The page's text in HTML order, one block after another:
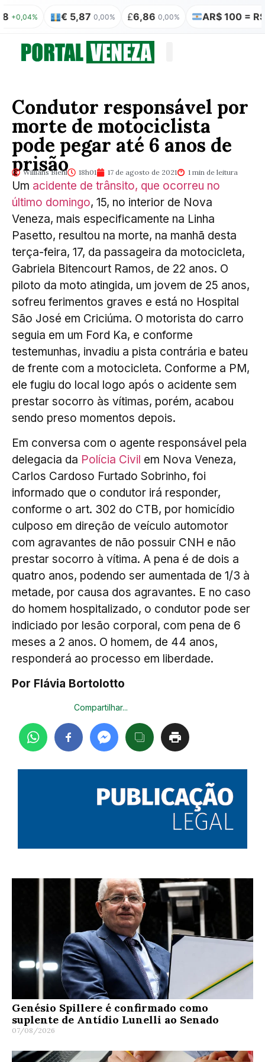
€ 5,87 0,00% £6,86 0,00% AR$ 100 = R$
Condutor responsável por
morte de motociclista
pode pegar até 6 anos de
prisão
Willians Biehl 18h01 17 de agosto de 2021 1 min de leitura
Um acidente de trânsito, que ocorreu no
último domingo, 15, no interior de Nova
Veneza, mais especificamente na Linha
Pasetto, resultou na morte, na manhã desta
terça-feira, 17, da passageira da motocicleta,
Gabriela Bitencourt Ramos, de 22 anos. O
piloto da moto atingida, um jovem de 25 anos,
sofreu ferimentos graves e está no Hospital
São José em Criciúma. O motorista do carro
seguia em um Ford Ka, e conforme
testemunhas, invadiu a pista contrária e bateu
de frente com a motocicleta. Conforme a PM,
ele fugiu do local logo após o acidente sem
prestar socorro às vítimas, porém, acabou
sendo preso momentos depois.
Em conversa com o agente responsável pela
delegacia da Polícia Civil em Nova Veneza,
Carlos Cardoso Furtado Sobrinho, foi
informado que o condutor irá responder,
conforme o art. 302 do CTB, por homicídio
culposo em direção de veículo automotor
com agravantes de não possuir CNH e não
prestar socorro à vítima. A pena é de dois a
quatro anos, podendo ser aumentada de 1/3 à
metade, por causa dos agravantes. E no caso
do homem hospitalizado, o condutor pode ser
indiciado por lesão corporal, com pena de 6
meses a 2 anos. O homem, de 44 anos,
responderá ao processo em liberdade.
Por Flávia Bortolotto
Compartilhar...
Genésio Spillere é confirmado como
suplente de Antídio Lunelli ao Senado
07/08/2026